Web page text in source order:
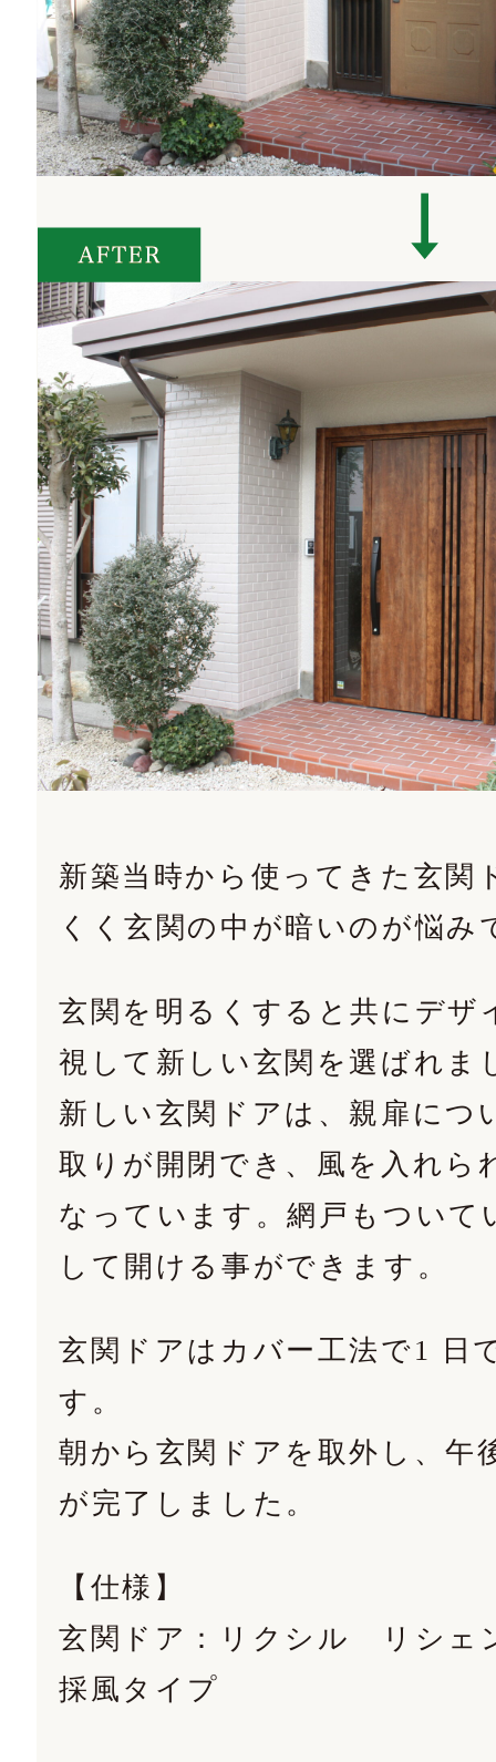
新築当時から使ってきた玄関
くく玄関の中が暗いのが悩み
玄関を明るくすると共にデザ
視して新しい玄関を選ばれま
新しい玄関ドアは、親扉につ
取りが開閉でき、風を入れら
なっています。網戸もついて
して開ける事ができます。
玄関ドアはカバー工法で1 日
す。
朝から玄関ドアを取外し、午
が完了しました。
【仕様】
玄関ドア：リクシル リシ
採風タイプ